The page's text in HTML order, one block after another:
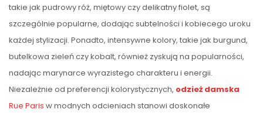
takie jak pudrowy róż, miętowy czy delikatny fiolet, są
szczególnie popularne, dodając subtelności i kobiecego uroku
każdej stylizacji. Ponadto, intensywne kolory, takie jak burgund,
butelkowa zieleń czy kobalt, również zyskują na popularności,
nadając marynarce wyrazistego charakteru i energii.
Niezależnie od preferencji kolorystycznych, odzież damska
Rue Paris w modnych odcieniach stanowi doskonałe